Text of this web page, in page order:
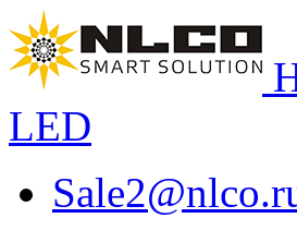
LED
Sale2@